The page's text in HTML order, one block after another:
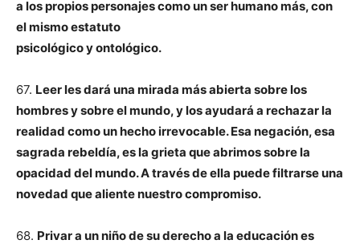
a los propios personajes como un ser humano más, con
el mismo estatuto
psicológico y ontológico.
67. Leer les dará una mirada más abierta sobre los
hombres y sobre el mundo, y los ayudará a rechazar la
realidad como un hecho irrevocable. Esa negación, esa
sagrada rebeldía, es la grieta que abrimos sobre la
opacidad del mundo. A través de ella puede filtrarse una
novedad que aliente nuestro compromiso.
68. Privar a un niño de su derecho a la educación es